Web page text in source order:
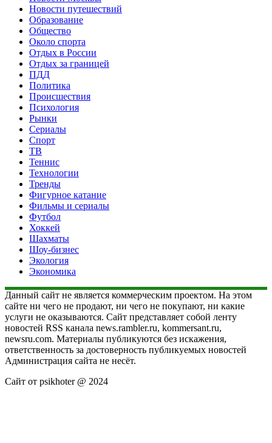
Новости путешествий
Образование
Общество
Около спорта
Отдых в России
Отдых за границей
ПДД
Политика
Происшествия
Психология
Рынки
Сериалы
Спорт
ТВ
Теннис
Технологии
Тренды
Фигурное катание
Фильмы и сериалы
Футбол
Хоккей
Шахматы
Шоу-бизнес
Экология
Экономика
Данный сайт не является коммерческим проектом. На этом
сайте ни чего не продают, ни чего не покупают, ни какие
услуги не оказываются. Сайт представляет собой ленту
новостей RSS канала news.rambler.ru, kommersant.ru,
newsru.com. Материалы публикуются без искажения,
ответственность за достоверность публикуемых новостей
Администрация сайта не несёт.
Сайт от psikhoter @ 2024